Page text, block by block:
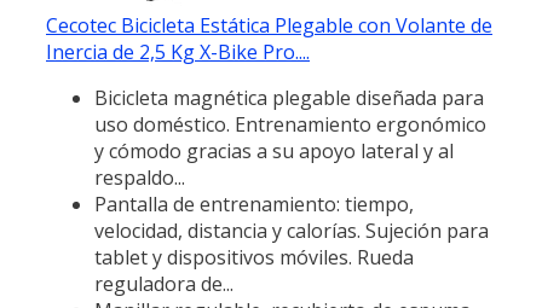
Cecotec Bicicleta Estática Plegable con Volante de
Inercia de 2,5 Kg X-Bike Pro....
Bicicleta magnética plegable diseñada para
uso doméstico. Entrenamiento ergonómico
y cómodo gracias a su apoyo lateral y al
respaldo...
Pantalla de entrenamiento: tiempo,
velocidad, distancia y calorías. Sujeción para
tablet y dispositivos móviles. Rueda
reguladora de...